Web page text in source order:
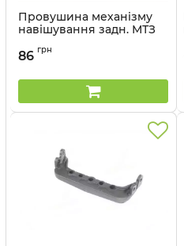
Провушина механізму
навішування задн. МТЗ
Артикул:
86 грн